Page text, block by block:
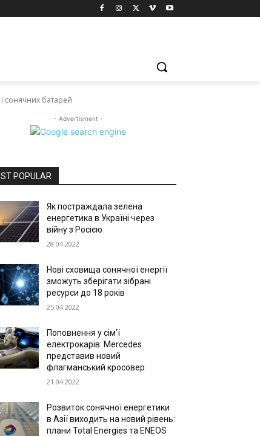
сонячних батарей
- Advertisment -
POPULAR
Як постраждала зелена
енергетика в Україні через
війну з Росією
28.04.2022
Нові сховища сонячної енергії
зможуть зберігати зібрані
ресурси до 18 років
25.04.2022
Поповнення у сім’ї
електрокарів: Mercedes
представив новий
флагманський кросовер
21.04.2022
Розвиток сонячної енергетики
в Азії виходить на новий рівень:
плани Total Energies та ENEOS